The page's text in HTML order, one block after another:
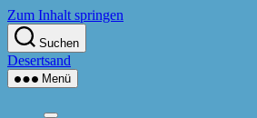
Zum Inhalt springen
Suchen
Desertsand
Menü